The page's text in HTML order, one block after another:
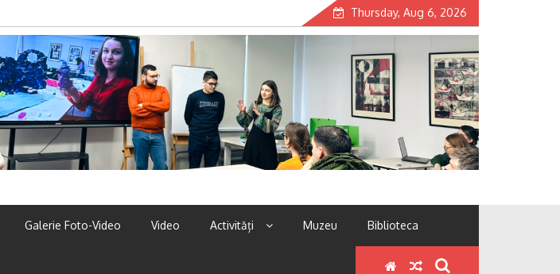
Thursday, Aug 6, 2026
Galerie Foto-Video Video Activități Muzeu Biblioteca